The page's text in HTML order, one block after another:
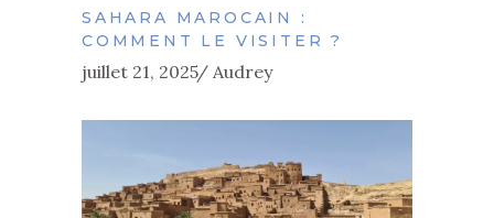
SAHARA MAROCAIN :
COMMENT LE VISITER ?
juillet 21, 2025 Audrey